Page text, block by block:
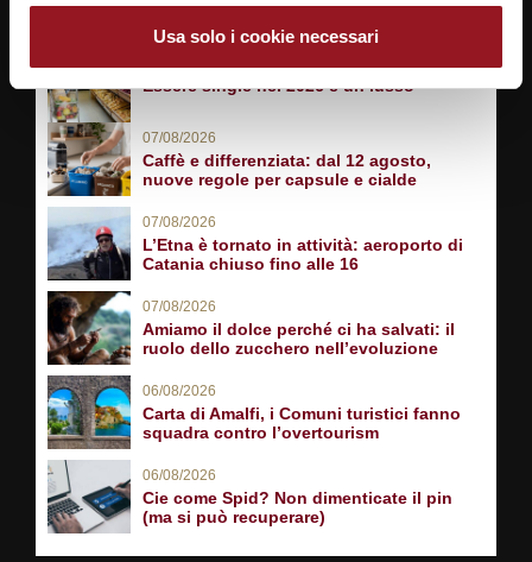
Usa solo i cookie necessari
Essere single nel 2026 è un lusso
07/08/2026
Caffè e differenziata: dal 12 agosto,
nuove regole per capsule e cialde
07/08/2026
L’Etna è tornato in attività: aeroporto di
Catania chiuso fino alle 16
07/08/2026
Amiamo il dolce perché ci ha salvati: il
ruolo dello zucchero nell’evoluzione
06/08/2026
Carta di Amalfi, i Comuni turistici fanno
squadra contro l’overtourism
06/08/2026
Cie come Spid? Non dimenticate il pin
(ma si può recuperare)